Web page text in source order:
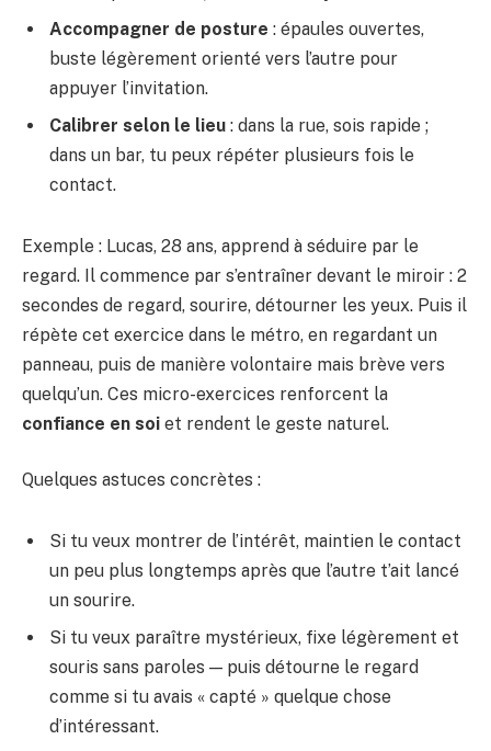
Accompagner de posture : épaules ouvertes,
buste légèrement orienté vers l’autre pour
appuyer l’invitation.
Calibrer selon le lieu : dans la rue, sois rapide ;
dans un bar, tu peux répéter plusieurs fois le
contact.
Exemple : Lucas, 28 ans, apprend à séduire par le
regard. Il commence par s’entraîner devant le miroir : 2
secondes de regard, sourire, détourner les yeux. Puis il
répète cet exercice dans le métro, en regardant un
panneau, puis de manière volontaire mais brève vers
quelqu’un. Ces micro-exercices renforcent la
confiance en soi et rendent le geste naturel.
Quelques astuces concrètes :
Si tu veux montrer de l’intérêt, maintien le contact
un peu plus longtemps après que l’autre t’ait lancé
un sourire.
Si tu veux paraître mystérieux, fixe légèrement et
souris sans paroles — puis détourne le regard
comme si tu avais « capté » quelque chose
d’intéressant.